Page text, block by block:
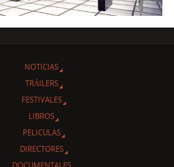
NOTICIAS
TRÁILERS
FESTIVALES
LIBROS
PELICULAS
DIRECTORES